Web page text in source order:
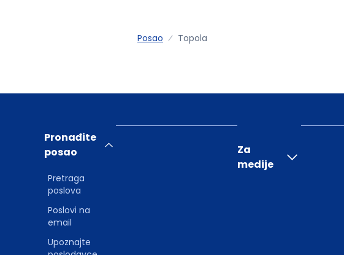
Posao Topola
Pronađite
posao
Pretraga
poslova
Poslovi na
email
Upoznajte
Za
medije